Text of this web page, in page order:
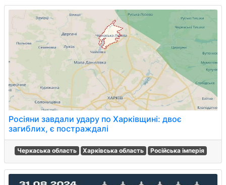
Росіяни завдали удару по Харківщині: двоє
загиблих, є постраждалі
Черкаська область Харківська область Російська імперія